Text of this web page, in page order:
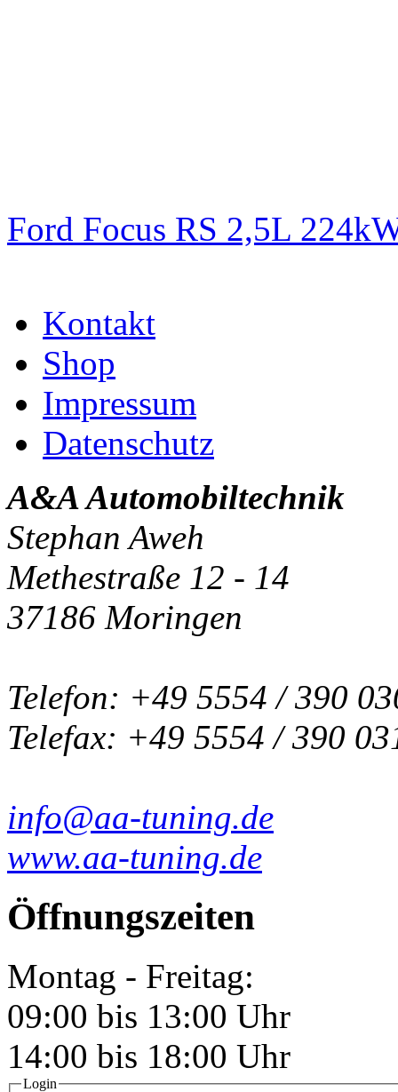
Ford Focus RS 2,5L
Kontakt
Shop
Impressum
Datenschutz
A&A Automobiltechnik
Stephan Aweh
Methestraße 12 - 14
37186 Moringen
Telefon: +49 5554 / 390
Telefax: +49 5554 / 390
info@aa-tuning.de
www.aa-tuning.de
Öffnungszeiten
Montag - Freitag:
09:00 bis 13:00 Uhr
14:00 bis 18:00 Uhr
Login